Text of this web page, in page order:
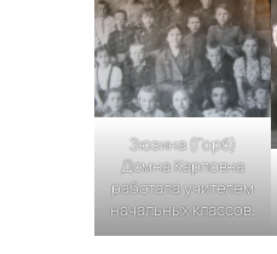
Зюзина (Горб)
Домна Карповна
работала учителем
начальных классов.